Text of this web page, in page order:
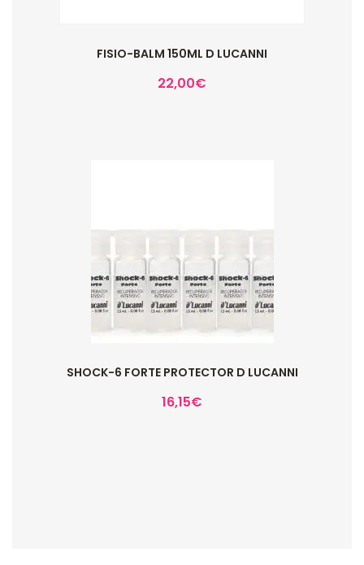
FISIO-BALM 150ML D LUCANNI
22,00€
SHOCK-6 FORTE PROTECTOR D LUCANNI
16,15€